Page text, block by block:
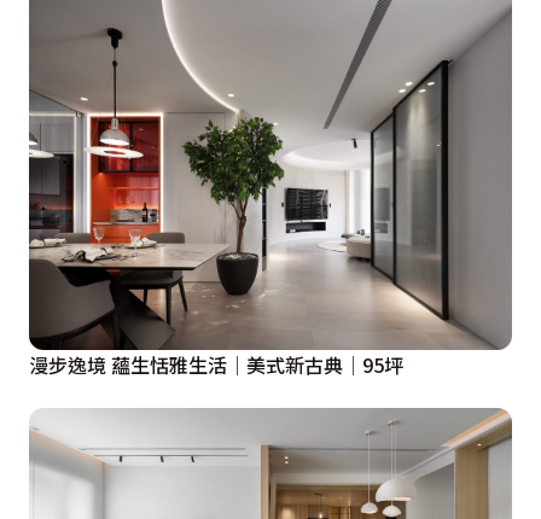
漫步逸境 蘊生恬雅生活│美式新古典│95坪